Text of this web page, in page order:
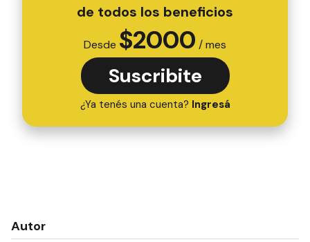
de todos los beneficios
Desde $2000 / mes
Suscribite
¿Ya tenés una cuenta? Ingresá
Autor